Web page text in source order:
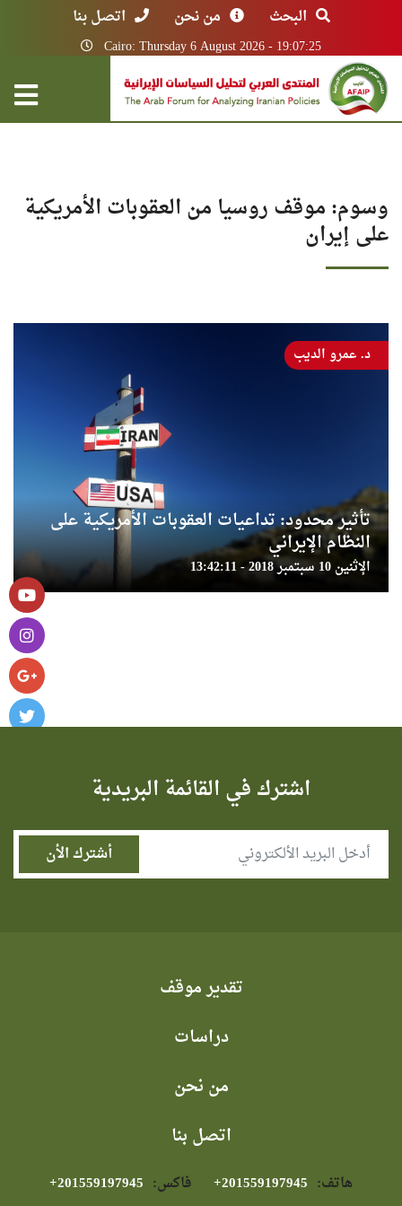
البحث من نحن اتصل بنا
Cairo: Thursday 6 August 2026 - 19:07:25
وسوم: موقف روسيا من العقوبات الأمريكية
على إيران
تأثير محدود: تداعيات العقوبات الأمريكية على
النظام الإيراني
الإثنين 10 سبتمبر 2018 - 13:42:11
د. عمرو الديب
اشترك في القائمة البريدية
تقدير موقف
دراسات
من نحن
اتصل بنا
هاتف: فاكس: